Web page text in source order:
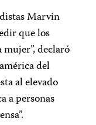
Marvin
que los
declaró
del
al elevado
a personas